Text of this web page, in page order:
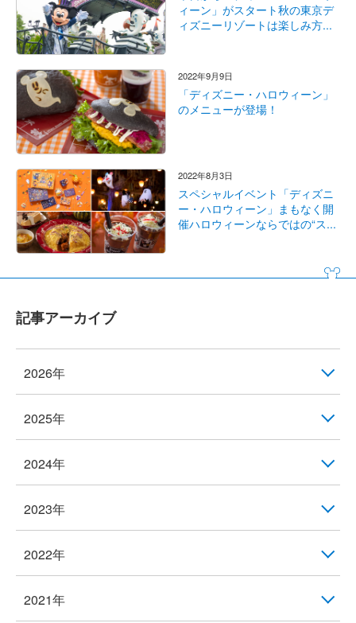
ィーン」がスタート秋の東京デ
ィズニーリゾートは楽しみ方...
2022年9月9日
「ディズニー・ハロウィーン」
のメニューが登場！
2022年8月3日
スペシャルイベント「ディズニ
ー・ハロウィーン」まもなく開
催ハロウィーンならではの“ス...
記事アーカイブ
2026年
2025年
2024年
2023年
2022年
2021年